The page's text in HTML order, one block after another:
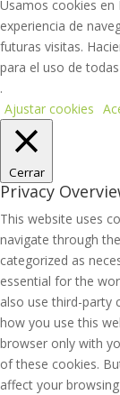
Usamos cookies
experiencia de
futuras visitas.
para el uso de
.
Ajustar cookies
Cerrar
Privacy
This website uses
navigate through
categorized as
essential for the
also use third-party
how you use this
browser only with
of these cookies.
affect your